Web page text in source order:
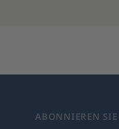
ABONNIEREN SIE